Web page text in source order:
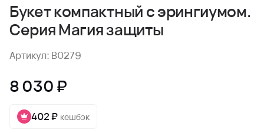
Букет компактный с эрингиумом.
Серия Магия защиты
Артикул: B0279
8 030 ₽
402 ₽ кешбэк